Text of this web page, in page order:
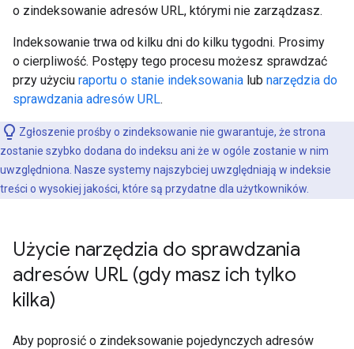
o zindeksowanie adresów URL, którymi nie zarządzasz.
Indeksowanie trwa od kilku dni do kilku tygodni. Prosimy
o cierpliwość. Postępy tego procesu możesz sprawdzać
przy użyciu raportu o stanie indeksowania lub narzędzia do
sprawdzania adresów URL.
Zgłoszenie prośby o zindeksowanie nie gwarantuje, że strona
zostanie szybko dodana do indeksu ani że w ogóle zostanie w nim
uwzględniona. Nasze systemy najszybciej uwzględniają w indeksie
treści o wysokiej jakości, które są przydatne dla użytkowników.
Użycie narzędzia do sprawdzania
adresów URL (gdy masz ich tylko
kilka)
Aby poprosić o zindeksowanie pojedynczych adresów